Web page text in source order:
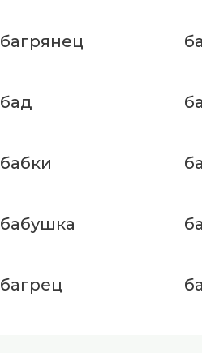
багрянец
бад
бабки
бабушка
багрец